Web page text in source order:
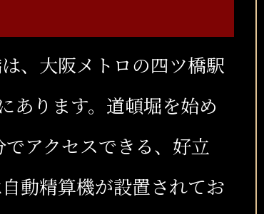
、大阪メトロの四ツ橋駅
あります。道頓堀を始め
アクセスできる、好立
動精算機が設置されてお